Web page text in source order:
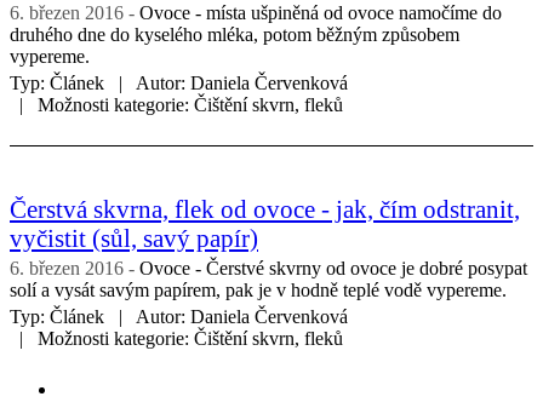
6. březen 2016
Ovoce - místa ušpiněná od ovoce namočíme do
druhého dne do kyselého mléka, potom běžným způsobem
vypereme.
Typ: Článek Autor: Daniela Červenková
Možnosti kategorie: Čištění skvrn, fleků
Čerstvá skvrna, flek od ovoce - jak, čím odstranit,
vyčistit (sůl, savý papír)
6. březen 2016
Ovoce - Čerstvé skvrny od ovoce je dobré posypat
solí a vysát savým papírem, pak je v hodně teplé vodě vypereme.
Typ: Článek Autor: Daniela Červenková
Možnosti kategorie: Čištění skvrn, fleků